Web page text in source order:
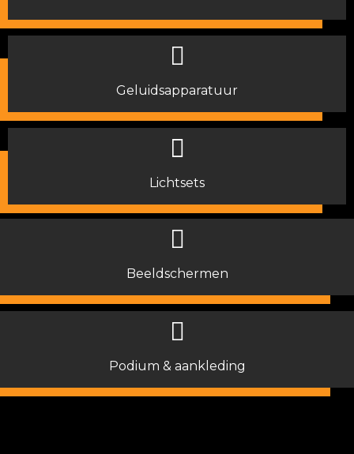
Geluidsapparatuur
Lichtsets
Beeldschermen
Podium & aankleding